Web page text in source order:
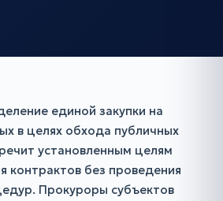
единой закупки на
в целях обхода публичных
установленным целям
контрактов без проведения
Прокуроры субъектов